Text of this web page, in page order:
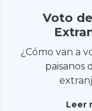
Voto
¿Cómo van a
paisanos
Leer